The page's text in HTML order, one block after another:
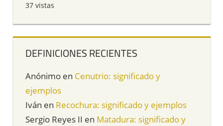
37 vistas
DEFINICIONES RECIENTES
Anónimo en Cenutrio: significado y
ejemplos
Iván en Recochura: significado y ejemplos
Sergio Reyes II en Matadura: significado y